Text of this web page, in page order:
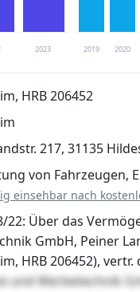
2023 2019 2020
Registrierung
registrieren
HRB 206452
217, 31135
von Fahrzeugen,
einsehbar nach
22: Über das
GmbH, Peiner
HRB 206452), vertr.
und Werbetechnik